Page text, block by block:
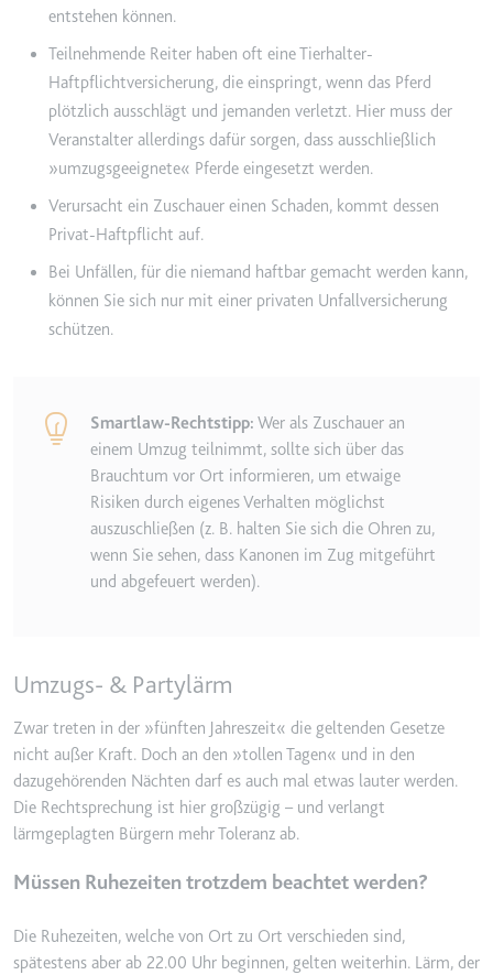
Ablauf:
Beständig
Typ:
IndexedDB
entstehen können.
Teilnehmende Reiter haben oft eine Tierhalter-
Haftpflichtversicherung, die einspringt, wenn das Pferd
plötzlich ausschlägt und jemanden verletzt. Hier muss der
Veranstalter allerdings dafür sorgen, dass ausschließlich
»umzugsgeeignete« Pferde eingesetzt werden.
Verursacht ein Zuschauer einen Schaden, kommt dessen
Privat-Haftpflicht auf.
Bei Unfällen, für die niemand haftbar gemacht werden kann,
können Sie sich nur mit einer privaten Unfallversicherung
schützen.
Smartlaw-Rechtstipp: Wer als Zuschauer an
einem Umzug teilnimmt, sollte sich über das
Brauchtum vor Ort informieren, um etwaige
Risiken durch eigenes Verhalten möglichst
auszuschließen (z. B. halten Sie sich die Ohren zu,
wenn Sie sehen, dass Kanonen im Zug mitgeführt
und abgefeuert werden).
Umzugs- & Partylärm
Zwar treten in der »fünften Jahreszeit« die geltenden Gesetze
nicht außer Kraft. Doch an den »tollen Tagen« und in den
dazugehörenden Nächten darf es auch mal etwas lauter werden.
Die Rechtsprechung ist hier großzügig – und verlangt
lärmgeplagten Bürgern mehr Toleranz ab.
Müssen Ruhezeiten trotzdem beachtet werden?
Die Ruhezeiten, welche von Ort zu Ort verschieden sind,
spätestens aber ab 22.00 Uhr beginnen, gelten weiterhin. Lärm, der